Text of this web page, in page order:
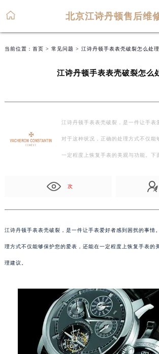
北京江诗丹顿售后维
当前位置： 首页 > 常见问题 > 江诗丹顿手表表壳破裂怎么处理
江诗丹顿手表表壳破裂怎么
江诗丹顿手表表壳破裂，是一件让手表
对于这种状况，正确的处理方式不仅能
一定程度上恢复手表的美观与功能。下
次
江诗丹顿手表表壳破裂，是一件让手表爱好者感到困扰的事情
理方式不仅能够保护您的爱表，还能在一定程度上恢复手表的
理建议。